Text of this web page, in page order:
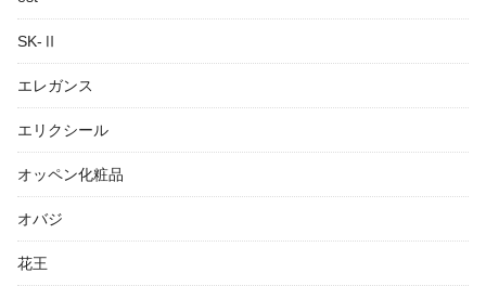
SK-Ⅱ
エレガンス
エリクシール
オッペン化粧品
オバジ
花王